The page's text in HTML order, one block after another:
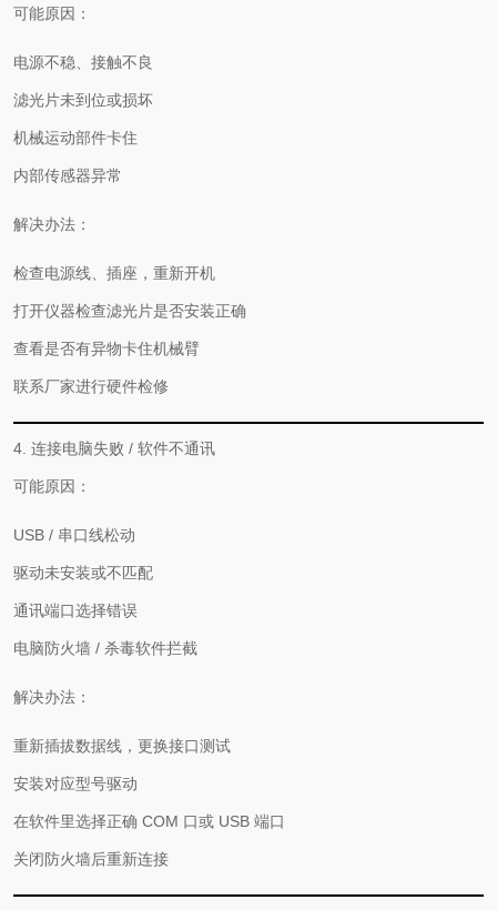
可能原因：
电源不稳、接触不良
滤光片未到位或损坏
机械运动部件卡住
内部传感器异常
解决办法：
检查电源线、插座，重新开机
打开仪器检查滤光片是否安装正确
查看是否有异物卡住机械臂
联系厂家进行硬件检修
4. 连接电脑失败 / 软件不通讯
可能原因：
USB / 串口线松动
驱动未安装或不匹配
通讯端口选择错误
电脑防火墙 / 杀毒软件拦截
解决办法：
重新插拔数据线，更换接口测试
安装对应型号驱动
在软件里选择正确 COM 口或 USB 端口
关闭防火墙后重新连接